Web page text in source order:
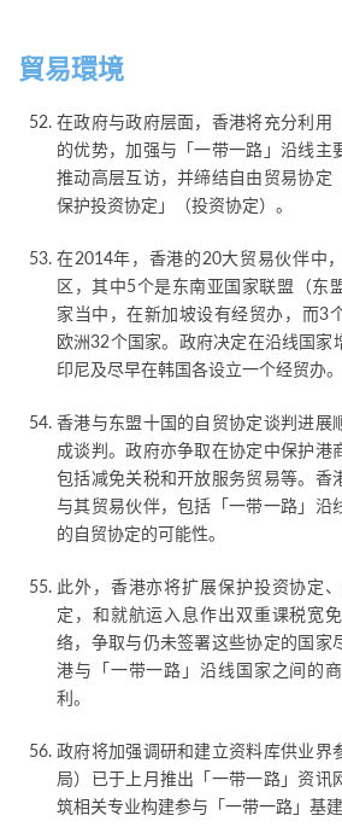
貿易環境
在政府与政府层面，香港将充分利用
的优势，加强与「一带一路」沿线主
推动高层互访，并缔结自由贸易协定
保护投资协定」（投资协定）。
在2014年，香港的20大贸易伙伴中
区，其中5个是东南亚国家联盟（东
家当中，在新加坡设有经贸办，而3
欧洲32个国家。政府决定在沿线国家
印尼及尽早在韩国各设立一个经贸办。
香港与东盟十国的自贸协定谈判进展
成谈判。政府亦争取在协定中保护港
包括减免关税和开放服务贸易等。香
与其贸易伙伴，包括「一带一路」沿
的自贸协定的可能性。
此外，香港亦将扩展保护投资协定
定，和就航运入息作出双重课税宽
络，争取与仍未签署这些协定的国家
港与「一带一路」沿线国家之间的
利。
政府将加强调研和建立资料库供业界
局）已于上月推出「一带一路」资讯
筑相关专业构建参与「一带一路」基建